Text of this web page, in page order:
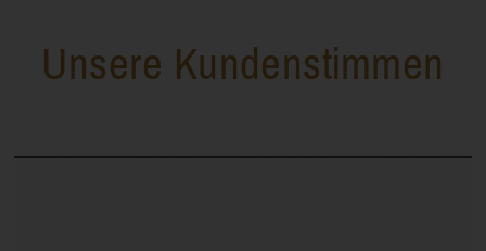
Unsere Kundenstimmen